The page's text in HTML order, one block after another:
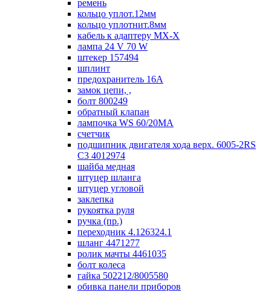
ремень
кольцо уплот.12мм
кольцо уплотнит.8мм
кабель к адаптеру МХ-Х
лампа 24 V 70 W
штекер 157494
шплинт
предохранитель 16А
замок цепи, ,
болт 800249
обратный клапан
лампочка WS 60/20МА
счетчик
подшипник двигателя хода верх. 6005-2RS
C3 4012974
шайба медная
штуцер шланга
штуцер угловой
заклепка
рукоятка руля
ручка (пр.)
переходник 4.126324.1
шланг 4471277
ролик мачты 4461035
болт колеса
гайка 502212/8005580
обивка панели приборов